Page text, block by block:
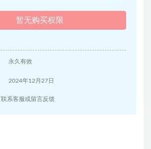
暂无购买权限
永久有效
2024年12月27日
联系客服或留言反馈